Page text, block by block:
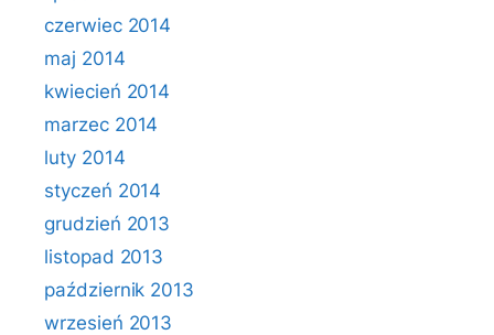
czerwiec 2014
maj 2014
kwiecień 2014
marzec 2014
luty 2014
styczeń 2014
grudzień 2013
listopad 2013
październik 2013
wrzesień 2013